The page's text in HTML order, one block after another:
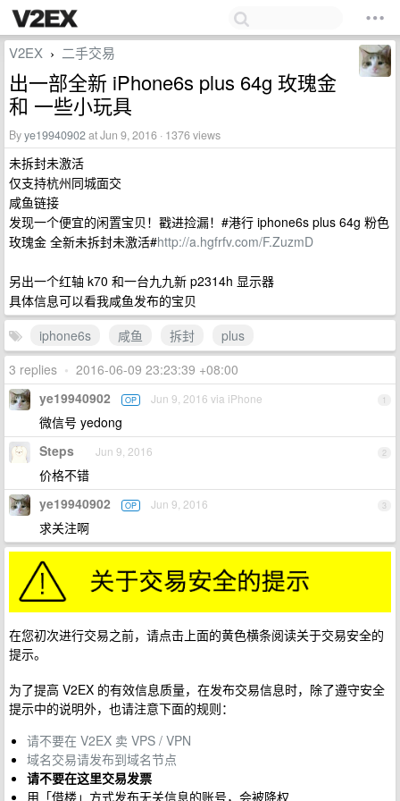
V2EX › 二手交易
出一部全新 iPhone6s plus 64g 玫瑰金
和 一些小玩具
Byye19940902at Jun 9, 2016 · 1376 views
未拆封未激活
仅支持杭州同城面交
咸鱼链接
发现一个便宜的闲置宝贝！戳进捡漏！#港行 iphone6s plus 64g 粉色
玫瑰金 全新未拆封未激活#http://a.hgfrfv.com/F.ZuzmD
另出一个红轴 k70 和一台九九新 p2314h 显示器
具体信息可以看我咸鱼发布的宝贝
iphone6s
咸鱼 拆封
plus
3 replies • 2016-06-09 23:23:39 +08:00
1
ye19940902 OP Jun 9, 2016 via iPhone
微信号 yedong
2
Steps Jun 9, 2016
价格不错
3
ye19940902 OP Jun 9, 2016
求关注啊
在您初次进行交易之前，请点击上面的黄色横条阅读关于交易安全的
提示。
为了提高 V2EX 的有效信息质量，在发布交易信息时，除了遵守安全
提示中的说明外，也请注意下面的规则：
请不要在 V2EX 卖 VPS / VPN
域名交易请发布到域名节点
请不要在这里交易发票
用「借楼」方式发布无关信息的账号，会被降权